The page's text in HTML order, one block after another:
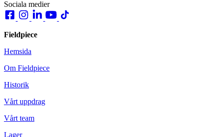
Sociala medier
Fieldpiece
Hemsida
Om Fieldpiece
Historik
Vårt uppdrag
Vårt team
Lager